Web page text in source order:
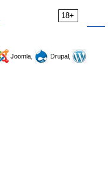
18+
Joomla,
Drupal,